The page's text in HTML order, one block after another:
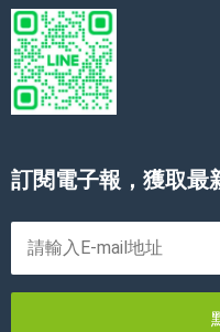
訂閱電子報，獲取最